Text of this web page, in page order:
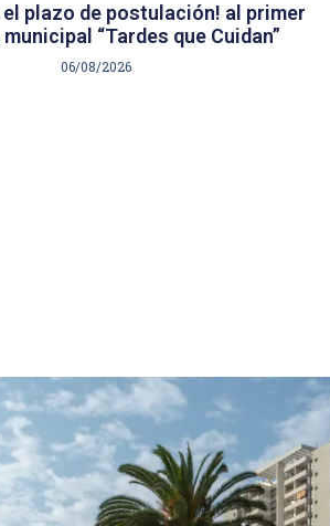
el plazo de postulación! al primer
“Tardes que Cuidan”
06/08/2026